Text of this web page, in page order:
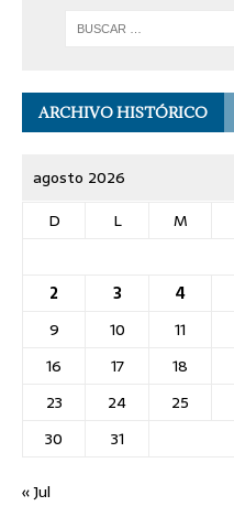
ARCHIVO HISTÓRICO
agosto 2026
D
L M
2
3 4
9
10 11
16
17 18
23
24 25
30
31
« Jul